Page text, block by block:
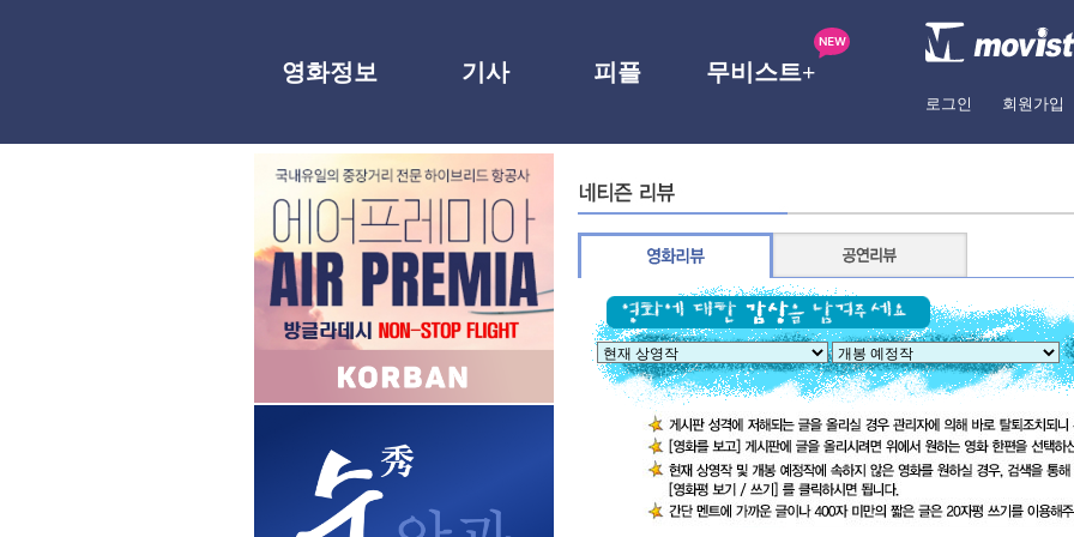
영화정보 기사 피플 무비스트+
로그인 회원가입